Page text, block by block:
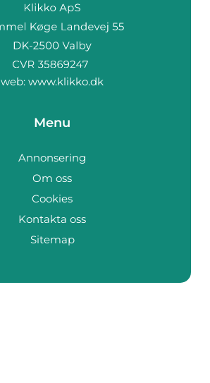
web: www.klikko.dk
Menu
Annonsering
Om oss
Cookies
Kontakta oss
Sitemap